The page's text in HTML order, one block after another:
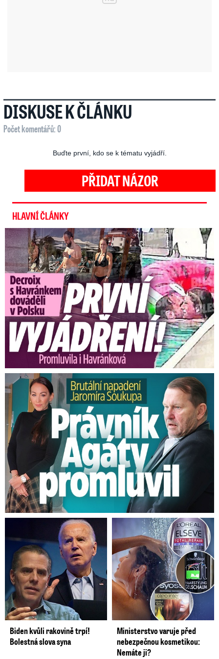
DISKUSE K ČLÁNKU
Počet komentářů: 0
Buďte první, kdo se k tématu vyjádří.
PŘIDAT NÁZOR
HLAVNÍ ČLÁNKY
Exministryně s Havránkem dováděli v Polsku: První slova!
Brutální napadení Soukupa. Právník Agáty promluvil
Biden kvůli rakovině trpí!
Bolestná slova syna
Ministerstvo varuje před
nebezpečnou kosmetikou:
Nemáte ji?